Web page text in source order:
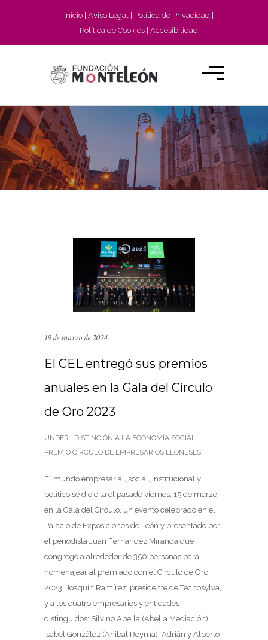
Inicio Aviso Legal
Política de Privacidad
Política de Cookies
Accesibilidad
19 de marzo de 2024
El CEL entregó sus premios
anuales en la Gala del Círculo
de Oro 2023
UNDER : DISTINCIÓN A LA ECONOMÍA SOCIAL –
PREMIO CÍRCULO DE EMPRESARIOS LEONESES
El mundo empresarial, social, institucional y
político se dio cita el pasado viernes, 15 de marzo,
en la Gala del Círculo, un evento celebrado en el
Palacio de Exposiciones de León y presentado por
el periodista Juan Fernández Miranda que
congregó a alrededor de 350 personas para
homenajear al premiado con el Círculo de Oro
2023, Joaquín Ramírez, presidente de Tecnosylva,
y a los cuatro empresarios y entidades
distinguidos: Silvino Abella (Abella Mediación);
Isabel González (Anibal Reyma); Adrián y Alberto